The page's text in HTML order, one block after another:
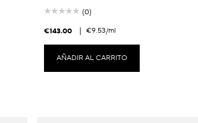
(0)
€143.00 | €9.53/ml
AÑADIR AL CARRITO